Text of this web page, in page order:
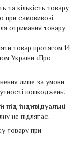
та кількість товару
при самовивозі.
отримання товару
товар протягом 14
України «Про
лише за умови
пошкоджень.
під індивідуальні
не підлягає.
товару при